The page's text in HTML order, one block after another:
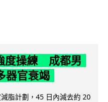
度操練 成都男
器官衰竭
脂計劃，45 日內減去約 20